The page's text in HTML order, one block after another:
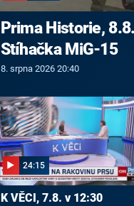
Prima Historie,
Stíhačka MiG-15
8. srpna 2026 20:40
24:15
K VĚCI, 7.8. v 12:30